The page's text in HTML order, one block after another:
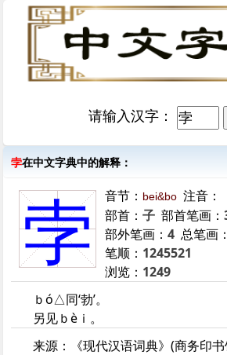
请输入汉字：
孛在中文字典中的解释：
孛 音节： bei&bo 注音：
部首：子 部首笔画：
部外笔画：4 总笔画
笔顺： 1245521
浏览： 1249
ｂó△同‘勃’。
另见ｂèｉ。
来源：《现代汉语词典》(商务印